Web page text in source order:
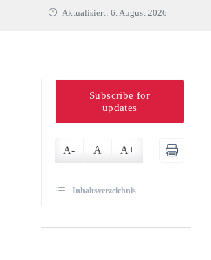
Aktualisiert: 6. August 2026
Subscribe for
updates
A- A A+
Inhaltsverzeichnis